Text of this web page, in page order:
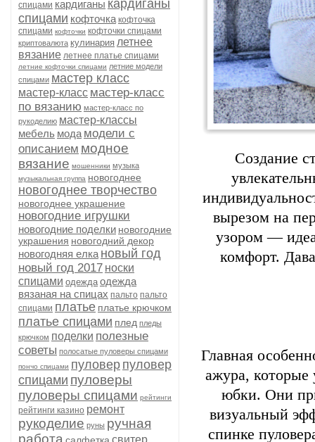
спицами кардиганы кардиганы
спицами кофточка кофточка
спицами кофточки кофточки спицами
криптовалюта кулинария летнее
вязание летнее платье спицами
летние кофточки спицами летние модели
спицами мастер класс
мастер-класс мастер-класс
по вязанию мастер-класс по
рукоделию мастер-классы
мебель мода модели с
описанием модное
вязание мошенники музыка
музыкальная группа новогоднее
новогоднее творчество
новогоднее украшение
новогодние игрушки
новогодние поделки новогодние
украшения новогодний декор
новогодняя елка новый год
новый год 2017 носки
спицами одежда одежда
вязаная на спицах пальто пальто
спицами платье платье крючком
платье спицами плед пледы
крючком поделки полезные
советы полосатые пуловеры спицами
пончо спицами пуловер пуловер
спицами пуловеры
пуловеры спицами рейтинги
рейтинги казино ремонт
рукоделие руны ручная
работа
свитер
Создание
вырезом на
узором —
комфорт.
Главная
ажура, которые
юбки. Они
визуальный
спинке